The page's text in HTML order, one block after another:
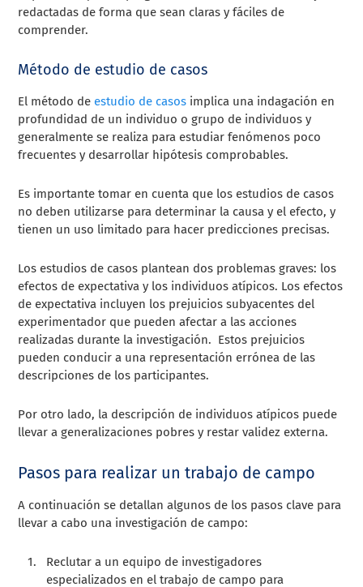
redactadas de forma que sean claras y fáciles de
comprender.
Método de estudio de casos
El método de estudio de casos implica una indagación en
profundidad de un individuo o grupo de individuos y
generalmente se realiza para estudiar fenómenos poco
frecuentes y desarrollar hipótesis comprobables.
Es importante tomar en cuenta que los estudios de casos
no deben utilizarse para determinar la causa y el efecto, y
tienen un uso limitado para hacer predicciones precisas.
Los estudios de casos plantean dos problemas graves: los
efectos de expectativa y los individuos atípicos. Los efectos
de expectativa incluyen los prejuicios subyacentes del
experimentador que pueden afectar a las acciones
realizadas durante la investigación. Estos prejuicios
pueden conducir a una representación errónea de las
descripciones de los participantes.
Por otro lado, la descripción de individuos atípicos puede
llevar a generalizaciones pobres y restar validez externa.
Pasos para realizar un trabajo de campo
A continuación se detallan algunos de los pasos clave para
llevar a cabo una investigación de campo:
Reclutar a un equipo de investigadores
especializados en el trabajo de campo para